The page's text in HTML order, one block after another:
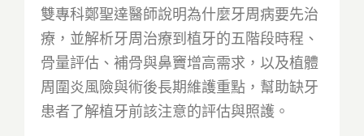
雙專科鄭聖達醫師說明為什麼牙周病要先治
療，並解析牙周治療到植牙的五階段時程、
骨量評估、補骨與鼻竇增高需求，以及植體
周圍炎風險與術後長期維護重點，幫助缺牙
患者了解植牙前該注意的評估與照護。